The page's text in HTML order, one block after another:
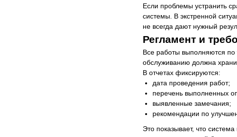
Если проблемы устранить
системы. В экстренной
не всегда дают нужный
Регламент и
Все работы выполняются
обслуживанию должна
В отчетах фиксируются:
дата проведения работ;
перечень выполненных
выявленные замечания;
рекомендации по
Это показывает, что